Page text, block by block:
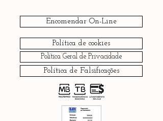
Encomendar On-Line
Política de cookies
Política Geral de Privacidade
Política de Falsificações